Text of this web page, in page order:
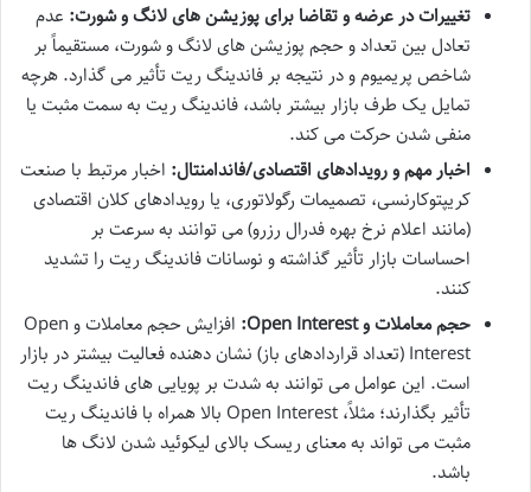
تغییرات در عرضه و تقاضا برای پوزیشن های لانگ و شورت: عدم
تعادل بین تعداد و حجم پوزیشن های لانگ و شورت، مستقیماً بر
شاخص پریمیوم و در نتیجه بر فاندینگ ریت تأثیر می گذارد. هرچه
تمایل یک طرف بازار بیشتر باشد، فاندینگ ریت به سمت مثبت یا
منفی شدن حرکت می کند.
اخبار مهم و رویدادهای اقتصادی/فاندامنتال: اخبار مرتبط با صنعت
کریپتوکارنسی، تصمیمات رگولاتوری، یا رویدادهای کلان اقتصادی
(مانند اعلام نرخ بهره فدرال رزرو) می توانند به سرعت بر
احساسات بازار تأثیر گذاشته و نوسانات فاندینگ ریت را تشدید
کنند.
حجم معاملات و Open Interest:
افزایش حجم معاملات و Open
Interest (تعداد قراردادهای باز) نشان دهنده فعالیت بیشتر در بازار
است. این عوامل می توانند به شدت بر پویایی های فاندینگ ریت
تأثیر بگذارند؛ مثلاً، Open Interest بالا همراه با فاندینگ ریت
مثبت می تواند به معنای ریسک بالای لیکوئید شدن لانگ ها
باشد.